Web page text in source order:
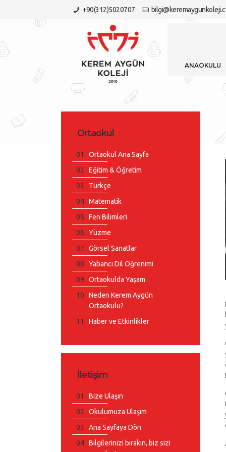
+90(312)5020707
Ortaokul
Ortaokul Ana Sayfa
Eğitim & Öğretim
Türkçe
Matematik
Fen Bilimleri
Yüzme
Görsel Sanatlar
Yabancı Dil Öğrenimi
Ortaokulda Yaşam
Neden Kerem Aygün
Ortaokulu?
Haber ve Etkinlikler
İletişim
Bize Ulaşın
Okulumuza Ulaşım
Ana Sayfaya Dön
Bilgilerinizi bırakın, biz sizi